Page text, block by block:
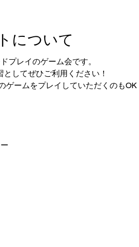
について
プレイのゲーム会です。
としてぜひご利用ください！
ゲームをプレイしていただくのもOK